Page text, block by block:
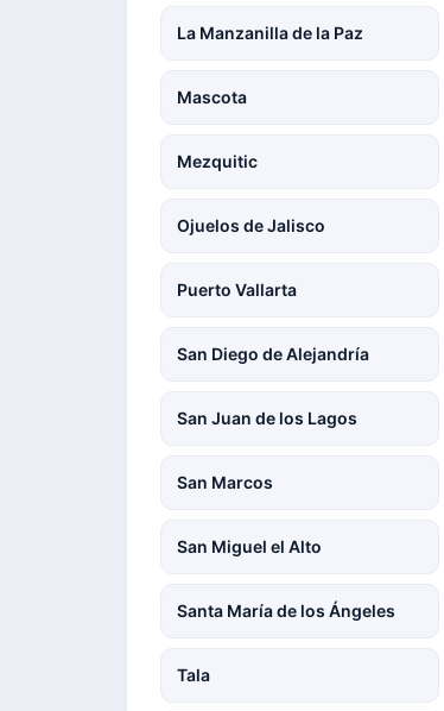
La Manzanilla de la Paz
Mascota
Mezquitic
Ojuelos de Jalisco
Puerto Vallarta
San Diego de Alejandría
San Juan de los Lagos
San Marcos
San Miguel el Alto
Santa María de los Ángeles
Tala